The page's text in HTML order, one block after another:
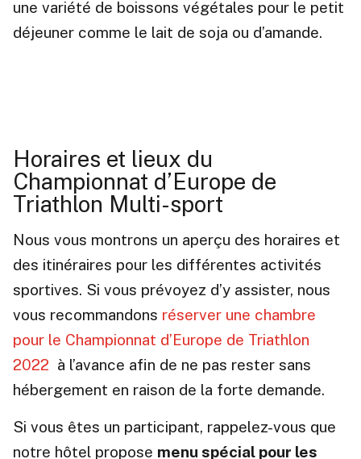
une variété de boissons végétales pour le petit
déjeuner comme le lait de soja ou d’amande.
Horaires et lieux du
Championnat d’Europe de
Triathlon Multi-sport
Nous vous montrons un aperçu des horaires et
des itinéraires pour les différentes activités
sportives. Si vous prévoyez d’y assister, nous
vous recommandons réserver une chambre
pour le Championnat d’Europe de Triathlon
2022 à l’avance afin de ne pas rester sans
hébergement en raison de la forte demande.
Si vous êtes un participant, rappelez-vous que
notre hôtel propose menu spécial pour les